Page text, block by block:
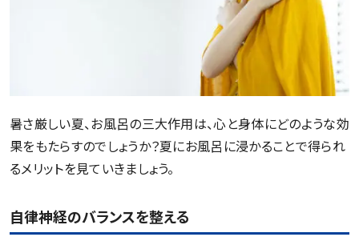
暑さ厳しい夏、お風呂の三大作用は、心と身体にどのような効
果をもたらすのでしょうか？夏にお風呂に浸かることで得られ
るメリットを見ていきましょう。
自律神経のバランスを整える